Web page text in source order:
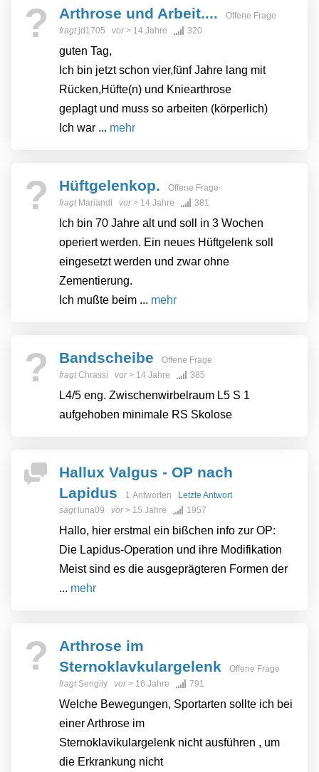
? Arthrose und Arbeit....
Offene Frage
fragt jd1705 vor> 14 Jahre 320
guten Tag,
Ich bin jetzt schon vier,fünf Jahre lang mit
Rücken,Hüfte(n) und Kniearthrose
geplagt und muss so arbeiten (körperlich)
Ich war ... mehr
? Hüftgelenkop.
Offene Frage
fragt Mariandl vor> 14 Jahre 381
Ich bin 70 Jahre alt und soll in 3 Wochen
operiert werden. Ein neues Hüftgelenk soll
eingesetzt werden und zwar ohne
Zementierung.
Ich mußte beim ... mehr
? Bandscheibe
Offene Frage
fragtChrassi vor> 14 Jahre 385
L4/5 eng. Zwischenwirbelraum L5 S 1
aufgehoben minimale RS Skolose
Hallux Valgus - OP nach
Lapidus
1 Antworten
Letzte Antwort
sagt luna09 vor> 15 Jahre 1957
Hallo, hier erstmal ein bißchen info zur OP:
Die Lapidus-Operation und ihre Modifikation
Meist sind es die ausgeprägteren Formen der
... mehr
?
Arthrose im
Sternoklavkulargelenk
Offene Frage
fragt Sengily vor> 16 Jahre 791
Welche Bewegungen, Sportarten sollte ich bei
einer Arthrose im
Sternoklavikulargelenk nicht ausführen , um
die Erkrankung nicht